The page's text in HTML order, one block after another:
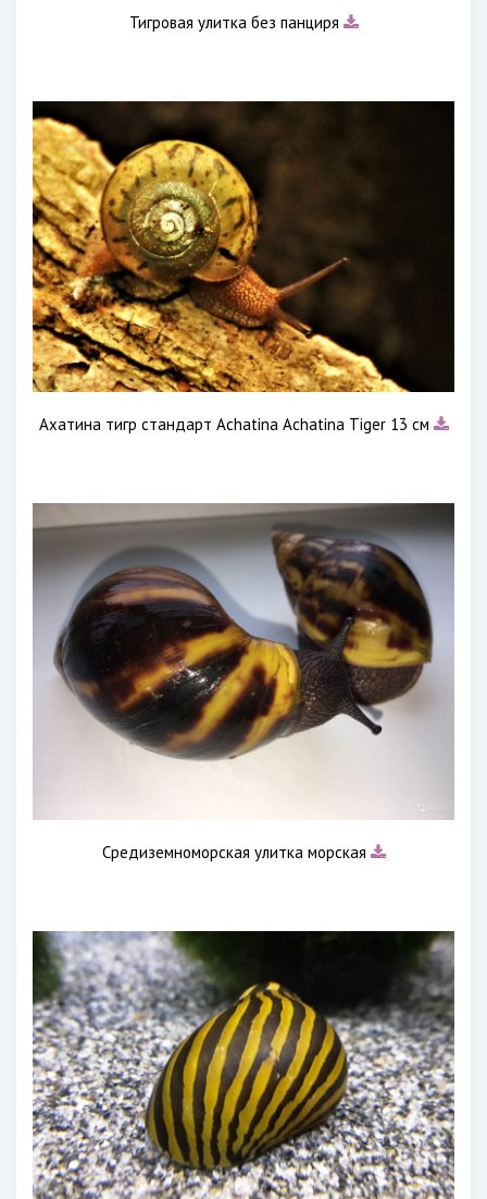
Тигровая улитка без панциря
Ахатина тигр стандарт Achatina Achatina Tiger 13 см
Средиземноморская улитка морская